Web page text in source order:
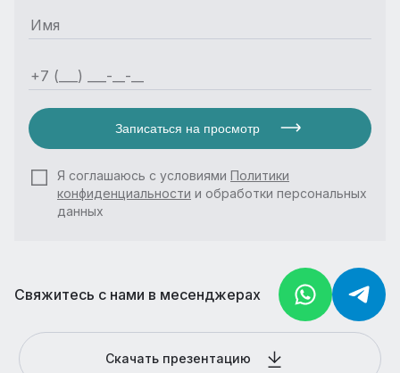
Записаться на просмотр
Я соглашаюсь с условиями Политики
конфиденциальности и обработки персональных
данных
Свяжитесь с нами в месенджерах
Скачать презентацию